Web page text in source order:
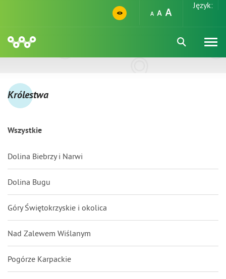
Język:
Królestwa
Wszystkie
Dolina Biebrzy i Narwi
Dolina Bugu
Góry Świętokrzyskie i okolica
Nad Zalewem Wiślanym
Pogórze Karpackie